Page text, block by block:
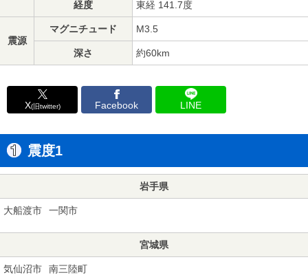
経度 東経 141.7度
震源
マグニチュード M3.5
深さ 約60km
X(旧twitter) Facebook LINE
震度1
岩手県
大船渡市 一関市
宮城県
気仙沼市 南三陸町